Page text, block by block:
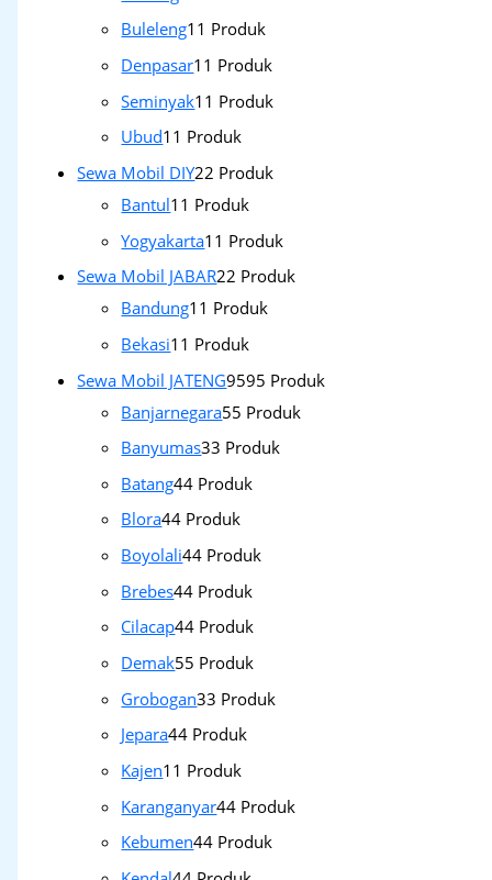
Buleleng1 1 Produk
Denpasar1 1 Produk
Seminyak1 1 Produk
Ubud1 1 Produk
Sewa Mobil DIY22 Produk
Bantul1 1 Produk
Yogyakarta1 1 Produk
Sewa Mobil JABAR22 Produk
Bandung1 1 Produk
Bekasi1 1 Produk
Sewa Mobil JATENG9595 Produk
Banjarnegara55 Produk
Banyumas33 Produk
Batang44 Produk
Blora44 Produk
Boyolali44 Produk
Brebes44 Produk
Cilacap44 Produk
Demak55 Produk
Grobogan33 Produk
Jepara44 Produk
Kajen1 1 Produk
Karanganyar44 Produk
Kebumen44 Produk